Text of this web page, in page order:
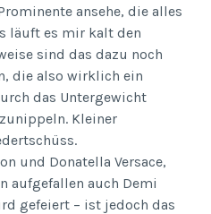
ansehe, die alles
läuft es mir kalt den
sind das dazu noch
die also wirklich ein
das Untergewicht
Kleiner
und Donatella Versace,
aufgefallen auch Demi
gefeiert – ist jedoch das